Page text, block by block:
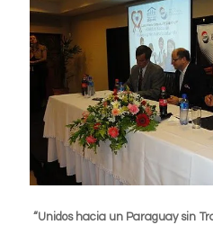
“Unidos hacia un Paraguay sin